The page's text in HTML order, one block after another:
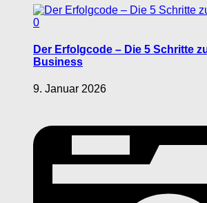
0
Der Erfolgcode – Die 5 Schritte
Business
9. Januar 2026